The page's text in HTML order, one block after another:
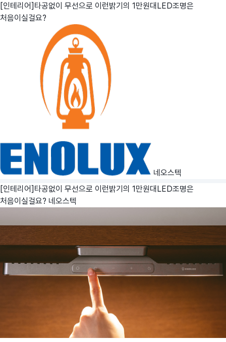
[인테리어]타공없이 무선으로 이런밝기의 1만원대LED조명은
처음이실걸요?
네오스텍
[인테리어]타공없이 무선으로 이런밝기의 1만원대LED조명은
처음이실걸요? 네오스텍